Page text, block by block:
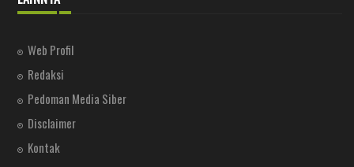
Web Profil
Redaksi
Pedoman Media Siber
Disclaimer
Kontak